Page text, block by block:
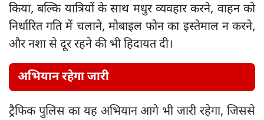
किया, बल्कि यात्रियों के साथ मधुर व्यवहार करने, वाहन को
निर्धारित गति में चलाने, मोबाइल फोन का इस्तेमाल न करने,
और नशा से दूर रहने की भी हिदायत दी।
अभियान रहेगा जारी
ट्रैफिक पुलिस का यह अभियान आगे भी जारी रहेगा, जिससे